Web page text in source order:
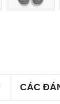
CÁC